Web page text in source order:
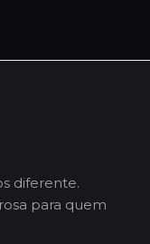
diferente.
para quem